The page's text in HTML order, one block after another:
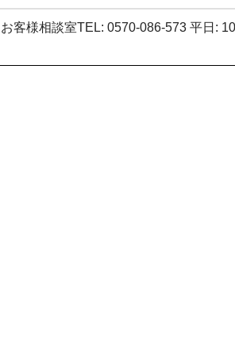
お客様相談室TEL: 0570-086-573 平日: